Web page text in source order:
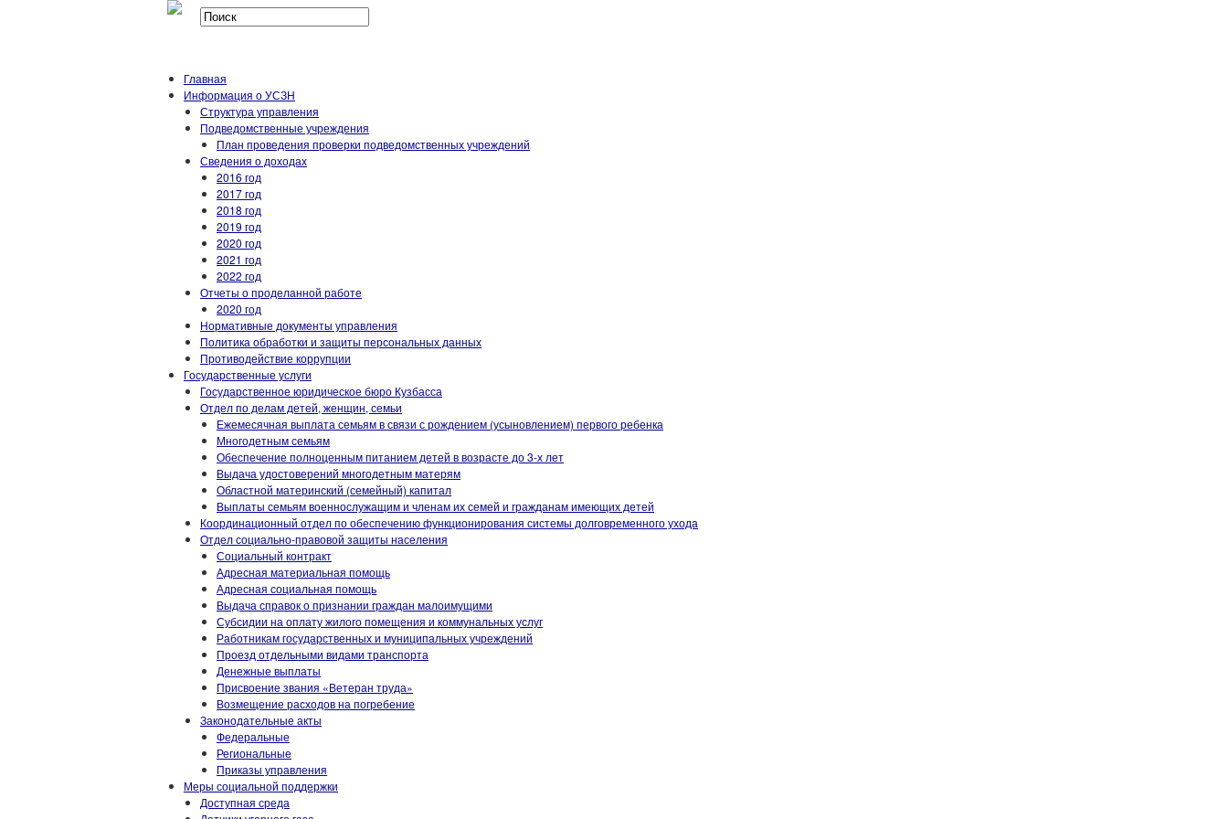
Главная
Информация о УСЗН
Структура управления
Подведомственные учреждения
План проведения проверки подведомственных учреждений
Сведения о доходах
2016 год
2017 год
2018 год
2019 год
2020 год
2021 год
2022 год
Отчеты о проделанной работе
2020 год
Нормативные документы управления
Политика обработки и защиты персональных данных
Противодействие коррупции
Государственные услуги
Государственное юридическое бюро Кузбасса
Отдел по делам детей, женщин, семьи
Ежемесячная выплата семьям в связи с рождением (усыновлением) первого ребенка
Многодетным семьям
Обеспечение полноценным питанием детей в возрасте до 3-х лет
Выдача удостоверений многодетным матерям
Областной материнский (семейный) капитал
Выплаты семьям военнослужащим и членам их семей и гражданам имеющих детей
Координационный отдел по обеспечению функционирования системы долговременного ухода
Отдел социально-правовой защиты населения
Социальный контракт
Адресная материальная помощь
Адресная социальная помощь
Выдача справок о признании граждан малоимущими
Субсидии на оплату жилого помещения и коммунальных услуг
Работникам государственных и муниципальных учреждений
Проезд отдельными видами транспорта
Денежные выплаты
Присвоение звания «Ветеран труда»
Возмещение расходов на погребение
Законодательные акты
Федеральные
Региональные
Приказы управления
Меры социальной поддержки
Доступная среда